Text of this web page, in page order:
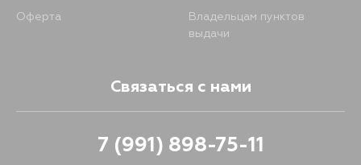
Оферта
Владельцам пунктов
выдачи
Связаться с нами
7 (991) 898-75-11